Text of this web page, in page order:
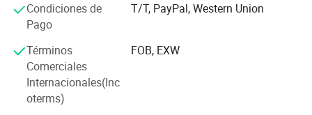
Ethernet Cat5e. CAT6e , cables USB ,RJ45 ethernet .
Toslink, accesorios para teléfonos móviles, y cables , que
son para los mercados inalámbricos de hoy
Con casi 10 años de experiencia . nuestro
departamento de ventas profesional puede
ayudar a clientes de todo el mundo a obtener
Les ofrecemos nuestro mejor servicio con las más
eficaces, los productos competitivos, así como servicio
completo y soporte sin problemas.
Condiciones de
Pago
T/T, PayPal, Western Union
Términos
Comerciales
Internacionales(Inc
oterms)
FOB, EXW